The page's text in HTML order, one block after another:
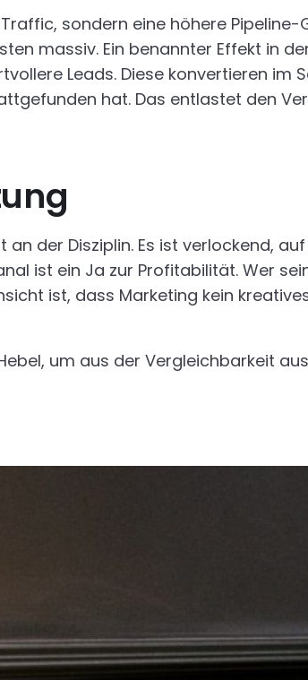
sondern eine höhere
massiv. Ein benannter Effekt in
Leads. Diese konvertieren im
hat. Das entlastet den
der Disziplin. Es ist verlockend,
ist ein Ja zur Profitabilität. Wer
ist, dass Marketing kein
um aus der Vergleichbarkeit